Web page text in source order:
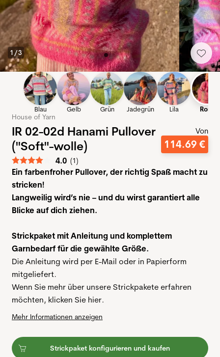
1 /3
Blau Gelb Grün Jadegrün Lila Rosa
House of Yarn
IR 02-02d Hanami Pullover
("Soft"-wolle)
Durchschnittliche Bewertung:
4.0 (abgegebene bewertungen:
1)
Von
114.69 €
Ein farbenfroher Pullover, der richtig Spaß macht zu
stricken!
Langweilig wird’s nie – und du wirst garantiert alle
Blicke auf dich ziehen.
Strickpaket mit Anleitung und komplettem
Garnbedarf für die gewählte Größe.
Die Anleitung wird per E-Mail oder in Papierform
mitgeliefert.
Wenn Sie mehr über unsere Strickpakete erfahren
möchten, klicken Sie hier.
Mehr Informationen anzeigen
Strickpaket konfigurieren und kaufen